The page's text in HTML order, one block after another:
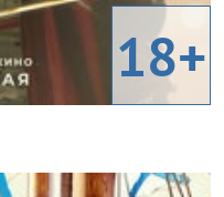
18+